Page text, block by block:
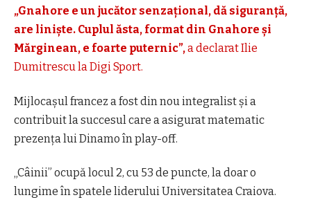
„Gnahore e un jucător senzațional, dă siguranță,
are liniște. Cuplul ăsta, format din Gnahore și
Mărginean, e foarte puternic”,a declarat Ilie
Dumitrescu laDigi Sport.
Mijlocașul francez a fost din nou integralist și a
contribuit la succesul care a asigurat matematic
prezența lui Dinamo în play-off.
„Câinii” ocupă locul 2, cu 53 de puncte, la doar o
lungime în spatele liderului Universitatea Craiova.